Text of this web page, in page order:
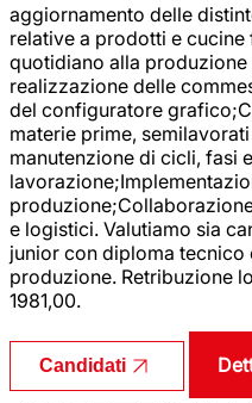
aggiornamento delle
relative a prodotti e
quotidiano alla
realizzazione delle
del configuratore
materie prime,
manutenzione di cicli, fasi
e logistici. Valutiamo sia
junior con diploma tecnico
produzione. Retribuzione
1981,00.
Candidati